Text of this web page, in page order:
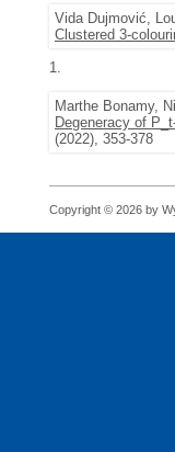
Vida Dujmović,
Clustered 3-
1.
Marthe Bonamy,
Degeneracy of
(2022), 353-378
Copyright © 2026 by